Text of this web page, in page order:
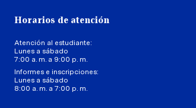
Horarios de atención
Atención al estudiante:
Lunes a sábado
7:00 a. m. a 9:00 p. m.
Informes e inscripciones:
Lunes a sábado
8:00 a. m. a 7:00 p. m.